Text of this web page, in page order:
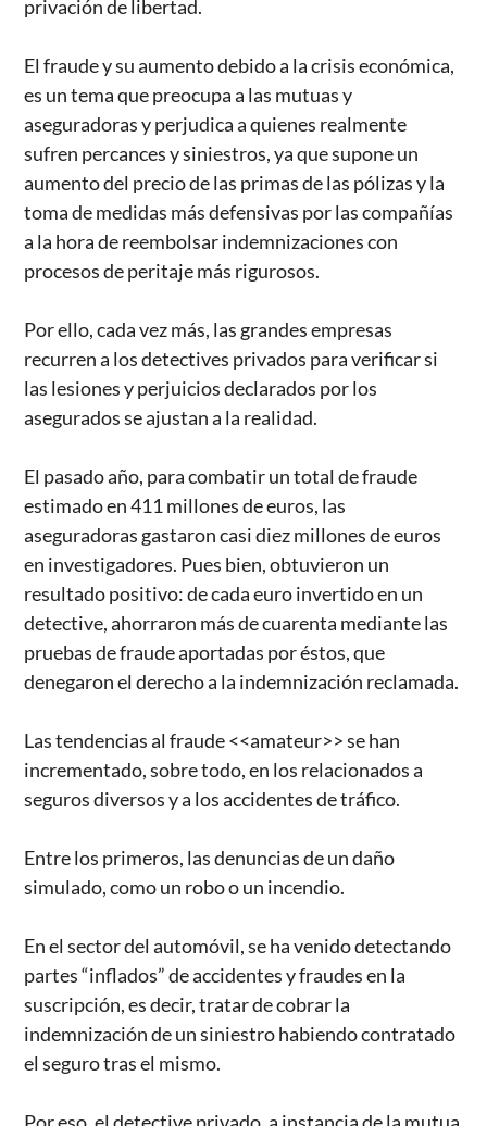
privación de libertad.
El fraude y su aumento debido a la crisis económica,
es un tema que preocupa a las mutuas y
aseguradoras y perjudica a quienes realmente
sufren percances y siniestros, ya que supone un
aumento del precio de las primas de las pólizas y la
toma de medidas más defensivas por las compañías
a la hora de reembolsar indemnizaciones con
procesos de peritaje más rigurosos.
Por ello, cada vez más, las grandes empresas
recurren a los detectives privados para verificar si
las lesiones y perjuicios declarados por los
asegurados se ajustan a la realidad.
El pasado año, para combatir un total de fraude
estimado en 411 millones de euros, las
aseguradoras gastaron casi diez millones de euros
en investigadores. Pues bien, obtuvieron un
resultado positivo: de cada euro invertido en un
detective, ahorraron más de cuarenta mediante las
pruebas de fraude aportadas por éstos, que
denegaron el derecho a la indemnización reclamada.
Las tendencias al fraude <<amateur>> se han
incrementado, sobre todo, en los relacionados a
seguros diversos y a los accidentes de tráfico.
Entre los primeros, las denuncias de un daño
simulado, como un robo o un incendio.
En el sector del automóvil, se ha venido detectando
partes “inflados” de accidentes y fraudes en la
suscripción, es decir, tratar de cobrar la
indemnización de un siniestro habiendo contratado
el seguro tras el mismo.
Por eso, el detective privado, a instancia de la mutua